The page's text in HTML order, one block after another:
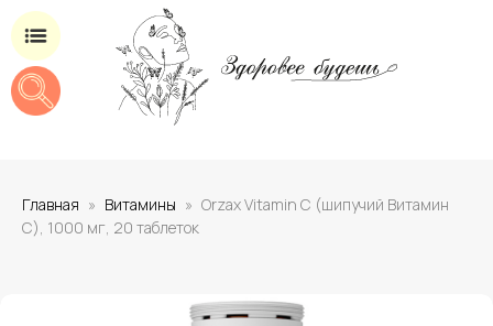
Главная Витамины
Orzax Vitamin C (шипучий Витамин
С), 1000 мг, 20 таблеток